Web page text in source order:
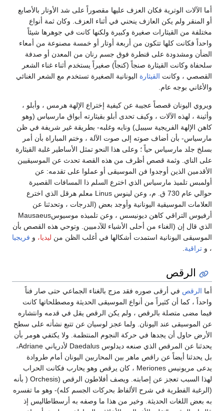
أما الآلات الوترية فكان العزف عليها مقصوراً على شد الأوتار بالأصابع
أو المنقر ولم يكن العازف ينحني في أثناء العزف. وكان ثمة أنواع
مختلفة من القيثارات صغيرة وكبيرة ولكنها كانت في جوهرها شيئاً
واحداً فكانت كلها تتكون من أربعة أوتار أو خمسة مصنوعة من أمعاء
الضأن ومشدودة على قنطرة فوق جسم رنان من المعدن أو صدفة
سلحفاة وكانت القيثارة صنجاً (كنجاً) صغيراً يستخدم أثناء غناء الشعر
القصصي ، وكانت القيثارة اليونانية الصغيرة تستخدم مع الشعر الغنائي
والأغاني بوجه عام.
ويروي اليونان قصصاً عجيبة عن كيفية إختراع الإلهة هرمس ، وأبلو ،
وأثينة ، لهذه الآلات ، وكيف تحدى أبلو بقيثارته أبواق مارسياس (وهو
كاهن الإلهة الفريجية سيبيل) ونايه وغلبه- بطريقة غير شريفة في ظن
مارسياس- بأن أضاف صوته إلى صوت الآلة ، وختم المباراة بأن أمر
بسلخ جلد مارسياس حياً ؛ وعلى هذا النحو تمثل الأساطير غلبة القيثارة
على الناي. وثمة قصص أظرف من هذه القصة تحدث عن الموسيقيين
الأقدمين الذين أوجدوا فن الموسيقى أو عملوا على تقدمه: عن
أولمبس تلميذ مارسياس الذي اخترع السلم ذا المسافات القصيرة
حوالي عام 730 ق. م، وعن لينوس Linus معلم هرقل الذي اخترع
العلامات الموسيقية اليونانية وأوجد بعض (الدرجات ، وتحدثنا عن
أرفيوس التراقي كاهن ديونيسس ، وعن تلميذه موسيوسMausaeus
الذي قال إن (الغناء من أحلى الأشياء للآدميين. وتوحي هذه القصص بأن
الموسيقى اليونانية استمدت أشكالها في أغلب الظن من ليديا، و فريجيا
، و تراقية.
الرقص
أما الرقص في أرقى صوره فقد مزج بالغناء الجماعي حتى صار فناً
واحداً ، كما أن كثيراً من أنواع الموسيقى الحديثة ومصطلحاتها كانت
فيما مضى متصلة بالرقص ، ولم يكن الرقص يقل في قدمه وانتشاره
عن الموسيقى عند اليونان. ولما عجز لوسيان عن تتبع نشأته على سطح
الأرض حاول أن يجدها في حركة النجوم المنتظمة. ولا يكتفي هومر بأن
يحدثنا عن المرقص الذي صنعه ديدلوس Daedalus لأدرياني Adriane،
بل يحدثنا أيضاً عن راقص ماهر بين المحاربين اليونان أمام طروادة
يدعى مريونيس Meriones ، كان يرقص وهو يحارب فكانت الحراب
لهذا السبب تعجز عن إصابته. ويصف أفلاطون الرقص (Orchesis ( بأنه
(الرغبة الفطرية في شرح الألفاظ بحركات الجسم كله)- وهو ما تفسره
به بعض اللغات الحديثة. وخير من هذا ما وصفه به أرسطاطاليس إذ